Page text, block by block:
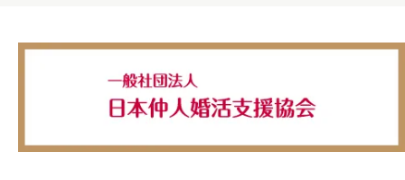
利用目的を明確にし、目的外利用を行わないための措
置を講じ、その利用目的の達成に必要な範囲で利用し
(3)個人情報保護に関する諸法令､国が定める指針､そ